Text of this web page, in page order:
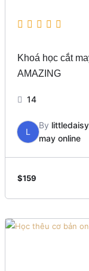
Khoá học cắt
AMAZING
14
L
By
may online
$159